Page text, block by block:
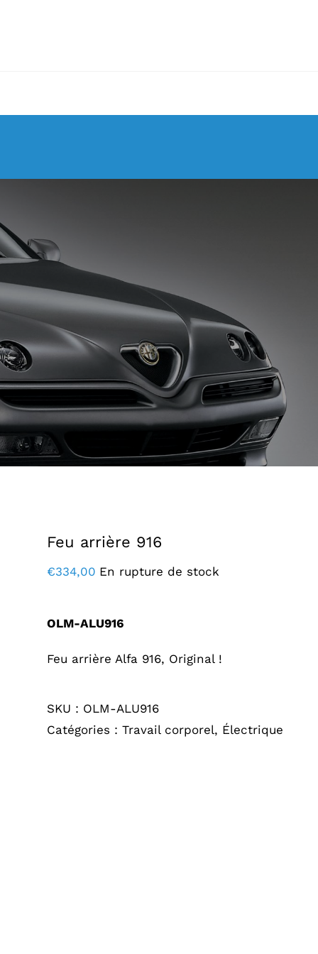
Feu arrière 916
€334,00 En rupture de stock
OLM-ALU916
Feu arrière Alfa 916, Original !
SKU : OLM-ALU916
Catégories :Travail corporel, Électrique